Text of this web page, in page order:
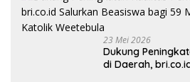
23 Mei 2026
Dukung
di Daerah,